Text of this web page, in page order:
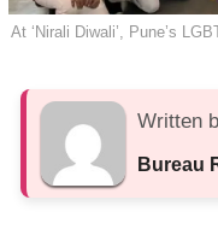
At ‘Nirali Diwali’, Pune’s
Written
Bureau